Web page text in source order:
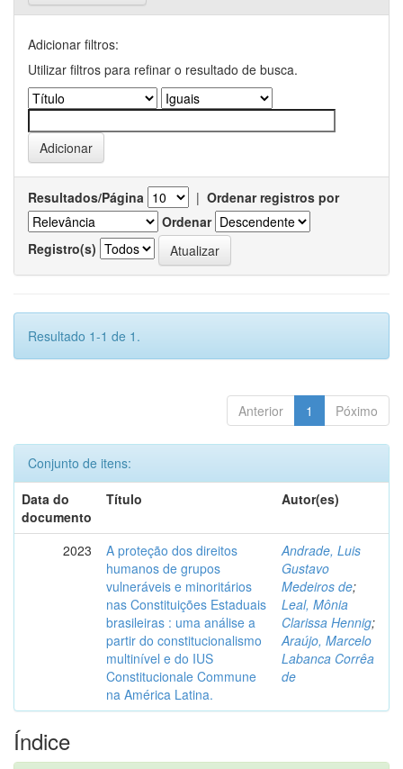
Adicionar filtros:
Utilizar filtros para refinar o resultado de busca.
Resultados/Página | Ordenar registros por
Ordenar
Registro(s)
Resultado 1-1 de 1.
Anterior 1 Póximo
Conjunto de itens:
Data do
documento
Título Autor(es)
2023
A proteção dos direitos
humanos de grupos
vulneráveis e minoritários
nas Constituições Estaduais
brasileiras : uma análise a
partir do constitucionalismo
multinível e do IUS
Constitucionale Commune
na América Latina.
Andrade, Luis
Gustavo
Medeiros de;
Leal, Mônia
Clarissa Hennig;
Araújo, Marcelo
Labanca Corrêa
de
Índice